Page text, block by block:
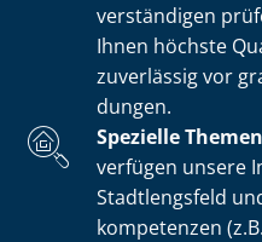
ver­stän­di­gen
Ihnen höchste
zuverlässig vor
dun­gen.
Spezielle
verfügen unsere
Stadtlengsfeld
kom­pe­ten­zen